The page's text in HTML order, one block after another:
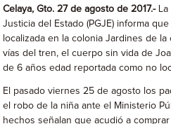
Celaya, Gto. 27 de agosto de 2017.-La
Justicia del Estado (PGJE) informa
localizada en la colonia Jardines de
vías del tren, el cuerpo sin vida de
de 6 años edad reportada como no
El pasado viernes 25 de agosto los
el robo de la niña ante el Ministerio
hechos señalan que acudió a